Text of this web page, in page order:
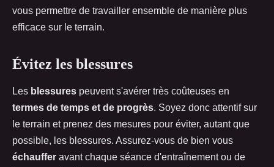
vous permettre de travailler ensemble de manière plus
efficace sur le terrain.
Évitez les blessures
Les blessures peuvent s'avérer très coûteuses en
termes de temps et de progrès. Soyez donc attentif sur
le terrain et prenez des mesures pour éviter, autant que
possible, les blessures. Assurez-vous de bien vous
échauffer avant chaque séance d'entraînement ou de